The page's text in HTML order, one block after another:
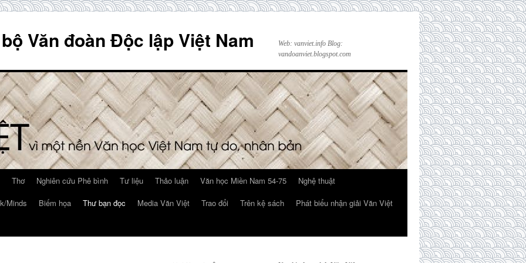
Văn đoàn Độc lập Việt Nam
Web: vanviet.info Blog:
vandoanviet.blogspot.com
Thơ Nghiên cứu Phê bình Tư liệu Thảo luận Văn học Miền Nam 54-75
Nghệ thuật
Minds Biếm họa Thư bạn đọc Media Văn Việt Trao đổi Trên kệ sách
Phát biểu nhận giải Văn Việt